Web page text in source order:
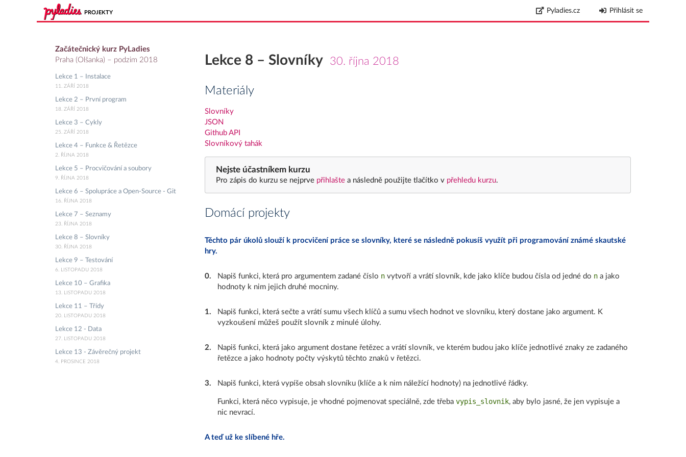
PROJEKTY Pyladies.cz Přihlásit se
Začátečnický kurz PyLadies
Praha (Olšanka) – podzim 2018
Lekce 1 – Instalace
11. ZÁŘÍ 2018
Lekce 2 – První program
18. ZÁŘÍ 2018
Lekce 3 – Cykly
25. ZÁŘÍ 2018
Lekce 4 – Funkce & Řetězce
2. ŘÍJNA 2018
Lekce 5 – Procvičování a soubory
9. ŘÍJNA 2018
Lekce 6 – Spolupráce a Open-Source - Git
16. ŘÍJNA 2018
Lekce 7 – Seznamy
23. ŘÍJNA 2018
Lekce 8 – Slovníky
30. ŘÍJNA 2018
Lekce 9 – Testování
6. LISTOPADU 2018
Lekce 10 – Grafika
13. LISTOPADU 2018
Lekce 11 – Třídy
20. LISTOPADU 2018
Lekce 12 - Data
27. LISTOPADU 2018
Lekce 13 - Závěrečný projekt
4. PROSINCE 2018
Lekce 8 – Slovníky 30. října 2018
Materiály
Slovníky
JSON
Github API
Slovníkový tahák
Nejste účastníkem kurzu
Pro zápis do kurzu se nejprve přihlašte a následně použijte tlačítko v přehledu kurzu.
Domácí projekty
Těchto pár úkolů slouží k procvičení práce se slovníky, které se následně pokusíš využít při programování známé skautské
hry.
0. Napiš funkci, která pro argumentem zadané číslo nvytvoří a vrátí slovník, kde jako klíče budou čísla od jedné do na jako
hodnoty k nim jejich druhé mocniny.
1.
Napiš funkci, která sečte a vrátí sumu všech klíčů a sumu všech hodnot ve slovníku, který dostane jako argument. K
vyzkoušení můžeš použít slovník z minulé úlohy.
2.
Napiš funkci, která jako argument dostane řetězec a vrátí slovník, ve kterém budou jako klíče jednotlivé znaky ze zadaného
řetězce a jako hodnoty počty výskytů těchto znaků v řetězci.
3. Napiš funkci, která vypíše obsah slovníku (klíče a k nim náležící hodnoty) na jednotlivé řádky.
Funkci, která něco vypisuje, je vhodné pojmenovat speciálně, zde třeba vypis_slovnik, aby bylo jasné, že jen vypisuje a
nic nevrací.
A teď už ke slíbené hře.